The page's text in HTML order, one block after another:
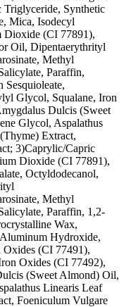
Synthetic
Mica, Isodecyl
Dioxide (CI 77891),
Oil, Dipentaerythrityl
Methyl
Paraffin,
Sesquioleate,
Glycol, Squalane, Iron
Dulcis (Sweet
Glycol, Aspalathus
Extract,
3)Caprylic/Capric
Dioxide (CI 77891),
Octyldodecanol,
Methyl
Paraffin, 1,2-
Wax,
Hydroxide,
Oxides (CI 77491),
Oxides (CI 77492),
(Sweet Almond) Oil,
Linearis Leaf
Foeniculum Vulgare